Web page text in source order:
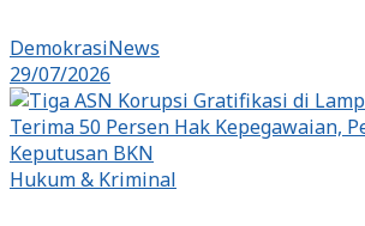
DemokrasiNews
29/07/2026
Hukum & Kriminal